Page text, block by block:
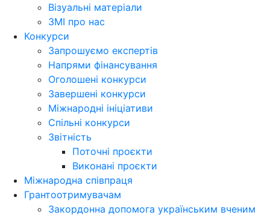
Візуальні матеріали
ЗМІ про нас
Конкурси
Запрошуємо експертів
Напрями фінансування
Оголошені конкурси
Завершені конкурси
Міжнародні ініціативи
Спільні конкурси
Звітність
Поточні проєкти
Виконані проєкти
Міжнародна співпраця
Грантоотримувачам
Закордонна допомога українським вченим